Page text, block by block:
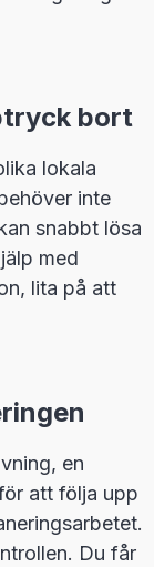
bort
lokala
inte
snabbt lösa
med
lita på att
en
att följa upp
Du får